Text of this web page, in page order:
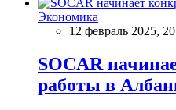
Экономика
12 февраль 2025,
SOCAR
работы в